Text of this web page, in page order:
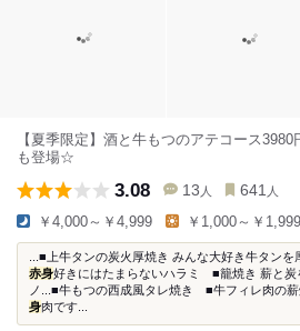
【夏季限定】酒と牛もつのアテコース
も登場☆
3.08 13 人 641 人
￥4,000～￥4,999 ￥1,000～￥1,999
...■上牛タンの炭火厚焼き みんな大好き牛タン
赤身好きにはたまらないハラミ ■籠焼き 薪と
ノ...■牛もつの西成風タレ焼き ■牛フィレ肉の
身肉です...